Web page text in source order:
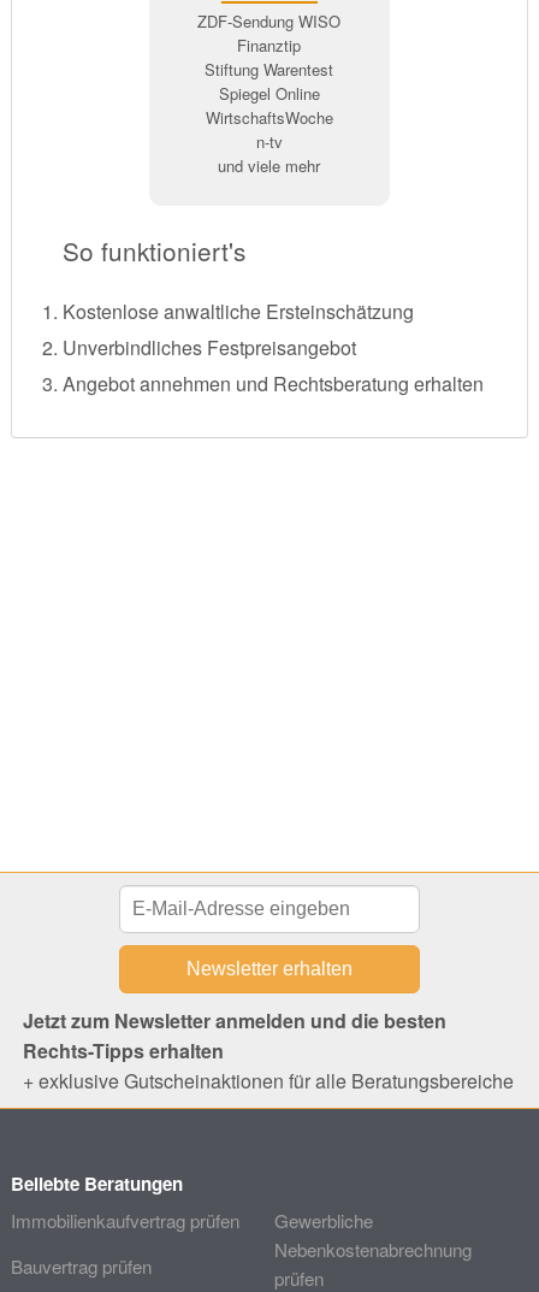
ZDF-Sendung WISO
Finanztip
Stiftung Warentest
Spiegel Online
WirtschaftsWoche
n-tv
und viele mehr
So funktioniert's
Kostenlose anwaltliche Ersteinschätzung
Unverbindliches Festpreisangebot
Angebot annehmen und Rechtsberatung erhalten
Jetzt zum Newsletter anmelden und die besten
Rechts-Tipps erhalten
+ exklusive Gutscheinaktionen für alle Beratungsbereiche
Beliebte Beratungen
Immobilienkaufvertrag prüfen
Bauvertrag prüfen
Gewerbliche
Nebenkostenabrechnung
prüfen